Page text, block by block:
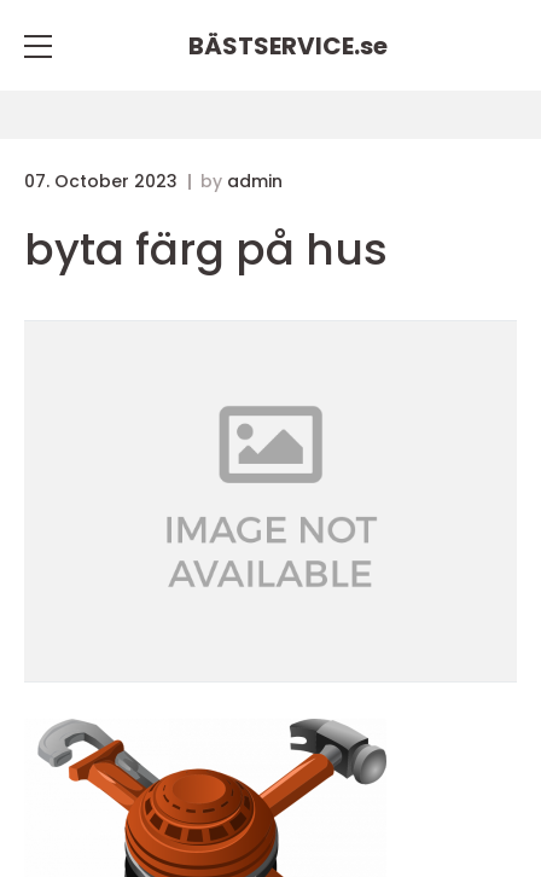
BÄSTSERVICE.se
07. October 2023 by admin
byta färg på hus